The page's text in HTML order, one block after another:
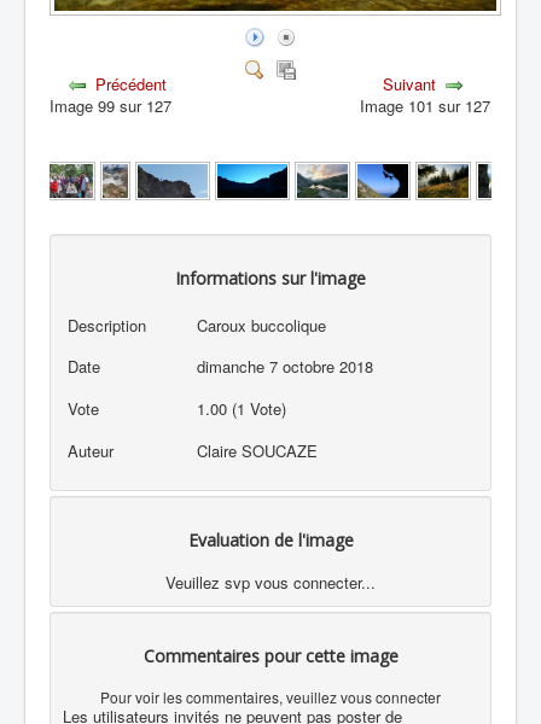
Précédent
Image 99 sur 127
Suivant
Image 101 sur 127
Informations sur l'image
Description
Caroux buccolique
Date
dimanche 7 octobre 2018
Vote
1.00 (1 Vote)
Auteur
Claire SOUCAZE
Evaluation de l'image
Veuillez svp vous connecter...
Commentaires pour cette image
Pour voir les commentaires, veuillez vous connecter
Les utilisateurs invités ne peuvent pas poster de